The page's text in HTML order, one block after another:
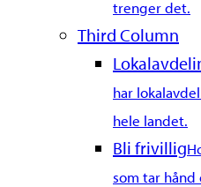
trenger det.
Third Column
har
hele landet.
Bli frivillig
som tar